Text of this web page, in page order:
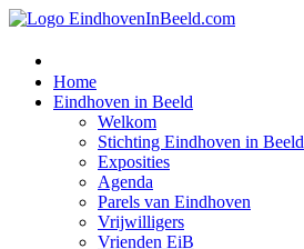
Home
Eindhoven in Beeld
Welkom
Stichting Eindhoven in Beeld
Exposities
Agenda
Parels van Eindhoven
Vrijwilligers
Vrienden EiB